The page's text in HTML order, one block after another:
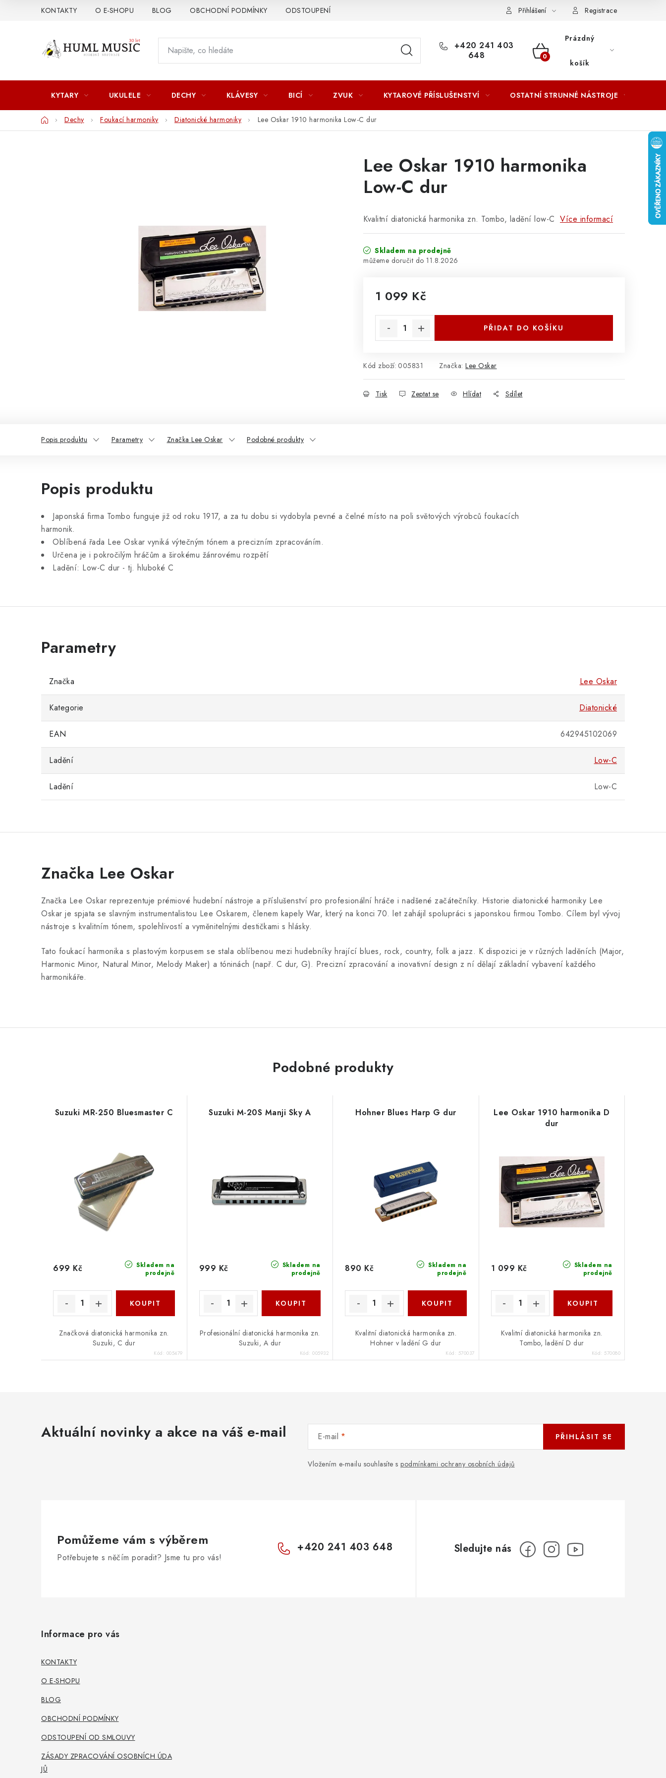
KONTAKTY O E-SHOPU BLOG OBCHODNÍ PODMÍNKY ODSTOUPENÍ OD SMLOUVY ZÁSADY ZPRACOVÁNÍ OSOBNÍCH ÚDAJŮ
Přihlášení Registrace
+420 241 403
648
NÁKUPNÍ
Prázdný
košík
KYTARY UKULELE DECHY KLÁVESY BICÍ ZVUK KYTAROVÉ PŘÍSLUŠENSTVÍ OSTATNÍ STRUNNÉ NÁSTROJE
DomůDechy Foukací harmoniky Diatonické harmoniky Lee Oskar 1910 harmonika Low-C dur
Lee Oskar 1910 harmonika
Low-C dur
Kvalitní diatonická harmonika zn. Tombo, ladění low-C Více informací
Skladem na prodejně
11.8.2026
1 099 Kč
PŘIDAT DO KOŠÍKU
Kód zboží: 005831 Značka: Lee Oskar
Tisk Zeptat se Hlídat Sdílet
Popis produktu Parametry Značka Lee Oskar Podobné produkty
Popis produktu
Japonská firma Tombo funguje již od roku 1917, a za tu dobu si vydobyla pevné a čelné místo na poli světových výrobců foukacích
harmonik.
Oblíbená řada Lee Oskar vyniká výtečným tónem a precizním zpracováním.
Určena je i pokročilým hráčům a širokému žánrovému rozpětí
Ladění: Low-C dur - tj. hluboké C
Značka Lee Oskar
Kategorie Diatonické
EAN 642945102069
Ladění Low-C
Ladění Low-C
Značka Lee Oskar
Značka Lee Oskar reprezentuje prémiové hudební nástroje a příslušenství pro profesionální hráče i nadšené začátečníky. Historie diatonické harmoniky Lee
Oskar je spjata se slavným instrumentalistou Lee Oskarem, členem kapely War, který na konci 70. let zahájil spolupráci s japonskou firmou Tombo. Cílem byl vývoj
nástroje s kvalitním tónem, spolehlivostí a vyměnitelnými destičkami s hlásky.
Tato foukací harmonika s plastovým korpusem se stala oblíbenou mezi hudebníky hrající blues, rock, country, folk a jazz. K dispozici je v různých laděních (Major,
Harmonic Minor, Natural Minor, Melody Maker) a tóninách (např. C dur, G). Precizní zpracování a inovativní design z ní dělají základní vybavení každého
harmonikáře.
Podobné produkty
Suzuki MR-250 Bluesmaster C
Skladem na
prodejně
699 Kč
Značková diatonická harmonika zn.
Suzuki, C dur
Kód: 005479
Suzuki M-20S Manji Sky A
Skladem na
prodejně
999 Kč
Profesionální diatonická harmonika zn.
Suzuki, A dur
Kód: 005932
Hohner Blues Harp G dur
Skladem na
prodejně
890 Kč
Kvalitní diatonická harmonika zn.
Hohner v ladění G dur
Kód: 570037
Lee Oskar 1910 harmonika D
dur
Skladem na
prodejně
1 099 Kč
Kvalitní diatonická harmonika zn.
Tombo, ladění D dur
Kód: 570080
Aktuální novinky a akce na váš e-mail E-mail
Vložením e-mailu souhlasíte s podmínkami ochrany osobních údajů
PŘIHLÁSIT SE
Pomůžeme vám s výběrem
Potřebujete s něčím poradit? Jsme tu pro vás!
+420 241 403 648
Informace pro vás
KONTAKTY
O E-SHOPU
BLOG
OBCHODNÍ PODMÍNKY
ODSTOUPENÍ OD SMLOUVY
ZÁSADY ZPRACOVÁNÍ OSOBNÍCH ÚDA
JŮ